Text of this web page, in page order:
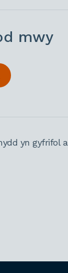
mwy
yn gyfrifol